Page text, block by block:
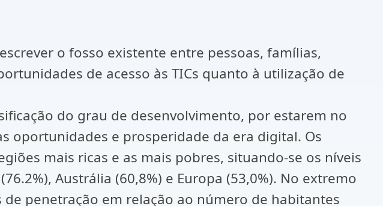
o fosso existente entre pessoas, famílias,
de acesso às TICs quanto à utilização de
do grau de desenvolvimento, por estarem no
oportunidades e prosperidade da era digital. Os
mais ricas e as mais pobres, situando-se os níveis
Austrália (60,8%) e Europa (53,0%). No extremo
penetração em relação ao número de habitantes